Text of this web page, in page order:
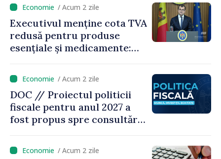
/ Acum 2 zile
Executivul menține cota TVA
redusă pentru produse
esențiale și medicamente:
pe seama consumului de
bază al oamenilor”
/ Acum 2 zile
DOC // Proiectul politicii
fiscale pentru anul 2027 a
fost propus spre consultări
/ Acum 2 zile